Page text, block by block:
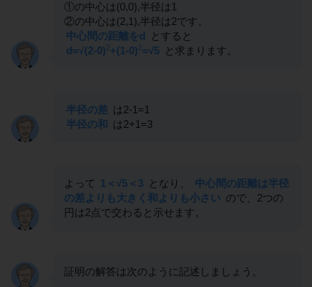
①の中心は(0,0),半径は1
②の中心は(2,1),半径は2です。
中心間の距離をd
とすると
d=√(2-0)2+(1-0)2=√5 と求まります。
半径の差 は2-1=1
半径の和 は2+1=3
よって 1＜√5＜3 となり、
中心間の距離は半径
の差よりも大きく和よりも小さい ので、2つの
円は2点で交わると示せます。
証明の解答は次のように記述しましょう。